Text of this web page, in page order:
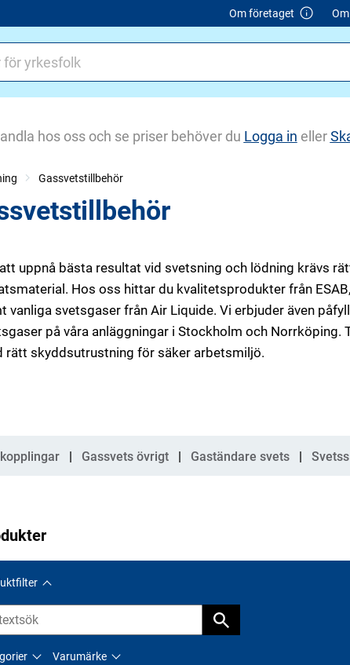
Om företaget
hos oss och se priser behöver du Logga in eller
Gassvetstillbehör
uppnå bästa resultat vid svetsning och lödning krävs
Hos oss hittar du kvalitetsprodukter från
vanliga svetsgaser från Air Liquide. Vi erbjuder även
på våra anläggningar i Stockholm och Norrköping.
rätt skyddsutrustning för säker arbetsmiljö.
Gassvets övrigt Gaständare svets
Varumärke